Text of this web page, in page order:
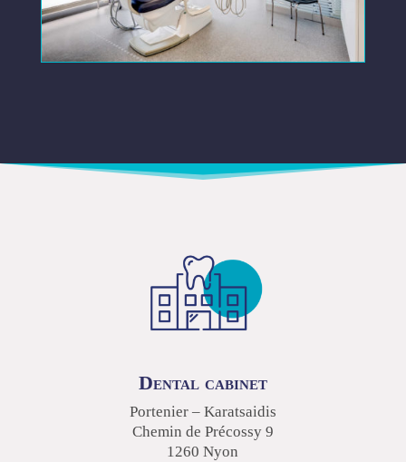
Dental cabinet
Portenier – Karatsaidis
Chemin de Précossy 9
1260 Nyon